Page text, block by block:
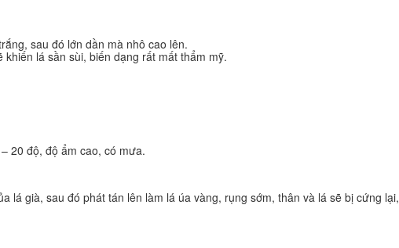
sau đó lớn dần mà nhô cao lên.
khiến lá sần sùi, biến dạng rất mất thẩm mỹ.
20 độ, độ ẩm cao, có mưa.
lá già, sau đó phát tán lên làm lá úa vàng, rụng sớm, thân và lá sẽ bị cứng lại,